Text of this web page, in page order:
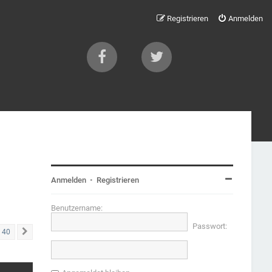
Anmelden
Registrieren
40 Nächste
Anmelden • Registrieren
Benutzername:
Passwort: